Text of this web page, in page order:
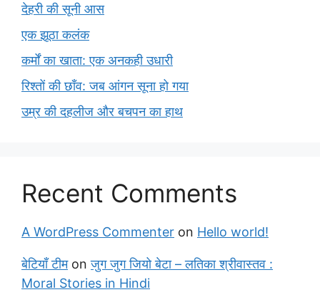
देहरी की सूनी आस
एक झूठा कलंक
कर्मों का खाता: एक अनकही उधारी
रिश्तों की छाँव: जब आंगन सूना हो गया
उम्र की दहलीज और बचपन का हाथ
Recent Comments
A WordPress Commenter on Hello world!
बेटियाँ टीमonजुग जुग जियो बेटा – लतिका श्रीवास्तव :
Moral Stories in Hindi